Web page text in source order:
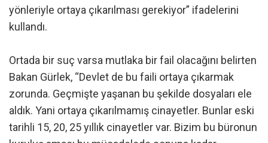
yönleriyle ortaya çıkarılması gerekiyor” ifadelerini
kullandı.
Ortada bir suç varsa mutlaka bir fail olacağını belirten
Bakan Gürlek, “Devlet de bu faili ortaya çıkarmak
zorunda. Geçmişte yaşanan bu şekilde dosyaları ele
aldık. Yani ortaya çıkarılmamış cinayetler. Bunlar eski
tarihli 15, 20, 25 yıllık cinayetler var. Bizim bu büronun